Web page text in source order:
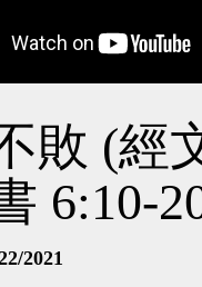
敗 (經
6:10-
2021